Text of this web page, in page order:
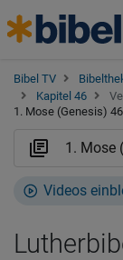
Bibel TV
Kapitel 46
1. Mose (Genesis)
Videos